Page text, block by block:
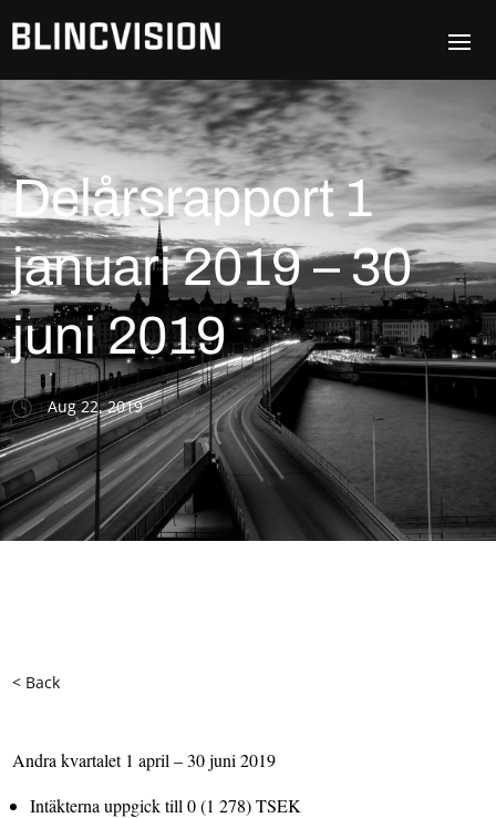
Delårsrapport 1
januari 2019 – 30
juni 2019
Aug 22, 2019
< Back
Andra kvartalet 1 april – 30 juni 2019
Intäkterna uppgick till 0 (1 278) TSEK